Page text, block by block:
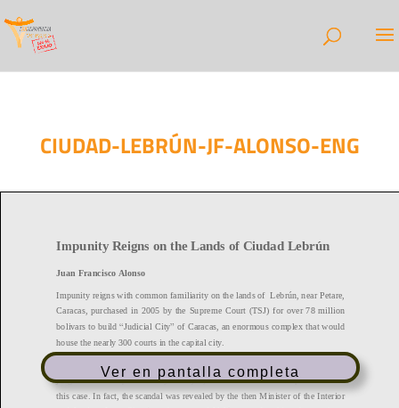
CIUDAD-LEBRÚN-JF-ALONSO-ENG
Ver en pantalla completa